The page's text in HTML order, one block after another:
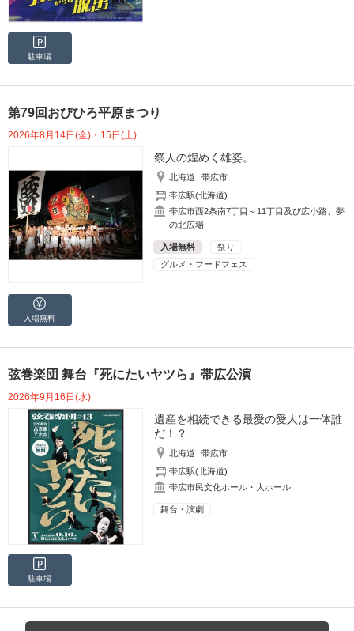
駐車場
第79回おびひろ平原まつり
2026年8月14日(金)・15日(土)
祭人の煌めく雄姿。
北海道
帯広市
帯広駅(北海道)
帯広市西2条南7丁目～11丁目及び広小路、夢
の北広場
入場無料
祭り
グルメ・フードフェス
入場無料
弦巻楽団 舞台『死にたいヤツら』帯広公演
2026年9月16日(水)
遺産を相続できる最愛の愛人は一体誰
だ！？
北海道
帯広市
帯広駅(北海道)
帯広市民文化ホール・大ホール
舞台・演劇
駐車場